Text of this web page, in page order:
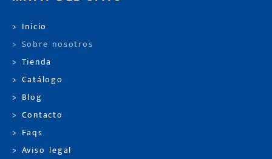
> Inicio
> Sobre nosotros
> Tienda
> Catálogo
> Blog
> Contacto
> Faqs
> Aviso legal